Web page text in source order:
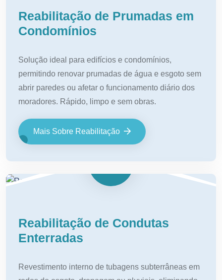
Reabilitação de Prumadas em
Condomínios
Solução ideal para edifícios e condomínios,
permitindo renovar prumadas de água e esgoto sem
abrir paredes ou afetar o funcionamento diário dos
moradores. Rápido, limpo e sem obras.
Mais Sobre Reabilitação
Reabilitação de Condutas
Enterradas
Revestimento interno de tubagens subterrâneas em